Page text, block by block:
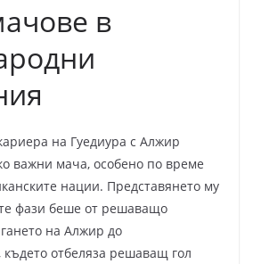
в
на Гуедиура с Алжир
важни мача, особено по време
нации. Представянето му
фази беше от решаващо
на Алжир до
отбеляза решаващ гол